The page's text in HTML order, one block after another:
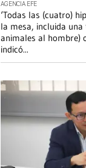
AGENCIA EFE
‘Todas las (cuatro)
la mesa, incluida
animales al hombre)
indicó...